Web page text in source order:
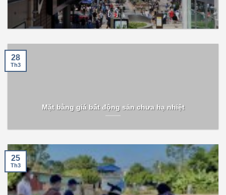
[...]
Mặt bằng giá bất động sản chưa hạ nhiệt
28
Th3
25
Th3